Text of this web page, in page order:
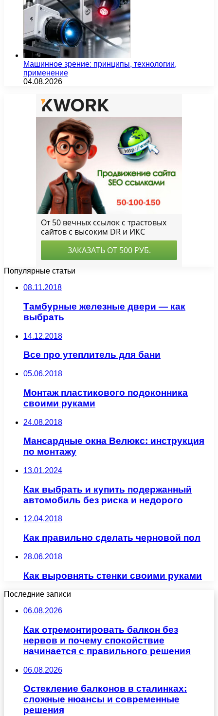
Машинное зрение: принципы, технологии,
применение
04.08.2026
Популярные статьи
08.11.2018
Тамбурные железные двери — как
выбрать
14.12.2018
Все про утеплитель для бани
05.06.2018
Монтаж пластикового подоконника
своими руками
24.08.2018
Мансардные окна Велюкс: инструкция
по монтажу
13.01.2024
Как выбрать и купить подержанный
автомобиль без риска и недорого
12.04.2018
Как правильно сделать черновой пол
28.06.2018
Как выровнять стенки своими руками
Последние записи
06.08.2026
Как отремонтировать балкон без
нервов и почему спокойствие
начинается с правильного решения
06.08.2026
Остекление балконов в сталинках:
сложные нюансы и современные
решения